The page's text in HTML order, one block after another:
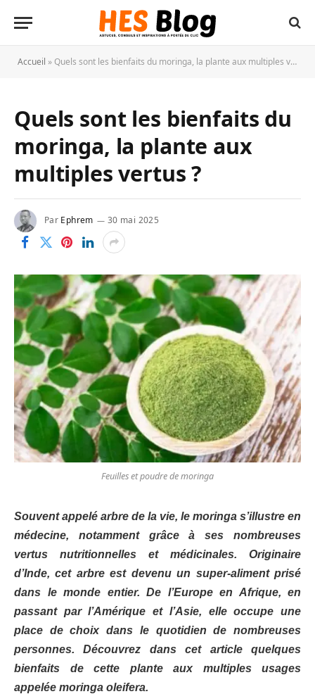
Accueil » Quels sont les bienfaits du moringa, la plante aux multiples vertus ?
Quels sont les bienfaits du
moringa, la plante aux
multiples vertus ?
Par Ephrem 30 mai 2025
Feuilles et poudre de moringa
Souvent appelé arbre de la vie, le moringa s’illustre en
médecine, notamment grâce à ses nombreuses
vertus nutritionnelles et médicinales. Originaire
d’Inde, cet arbre est devenu un super-aliment prisé
dans le monde entier. De l’Europe en Afrique, en
passant par l’Amérique et l’Asie, elle occupe une
place de choix dans le quotidien de nombreuses
personnes. Découvrez dans cet article quelques
bienfaits de cette plante aux multiples usages
appelée moringa oleifera.